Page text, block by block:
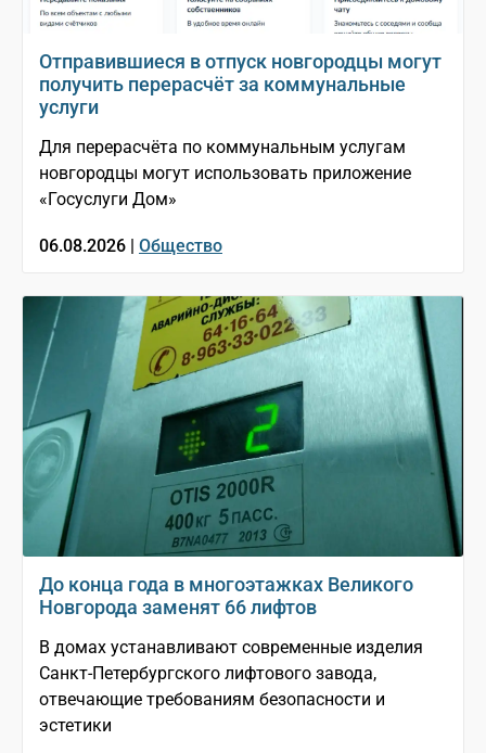
Отправившиеся в отпуск новгородцы могут
получить перерасчёт за коммунальные
услуги
Для перерасчёта по коммунальным услугам
новгородцы могут использовать приложение
«Госуслуги Дом»
06.08.2026 | Общество
До конца года в многоэтажках Великого
Новгорода заменят 66 лифтов
В домах устанавливают современные изделия
Санкт-Петербургского лифтового завода,
отвечающие требованиям безопасности и
эстетики